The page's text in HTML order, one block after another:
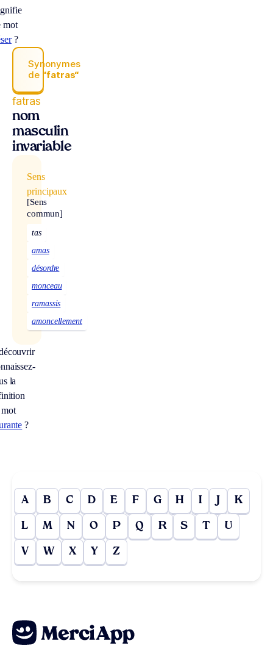
mot
?
Synonymes
de “fatras“
fatras
nom
masculin
invariable
Sens
principaux
[Sens
commun]
tas
amas
désordre
monceau
ramassis
amoncellement
la
?
A B C D E F G H I J K
L M N O P Q R S T U
V W X Y Z